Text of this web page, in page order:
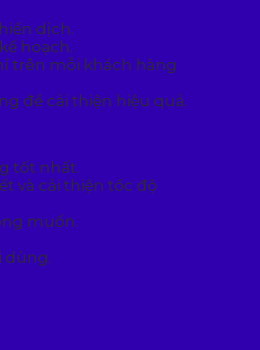
dịch.
hoạch.
trên mỗi khách hàng
để cải thiện hiệu quả.
tốt nhất.
và cải thiện tốc độ
muốn.
dùng.